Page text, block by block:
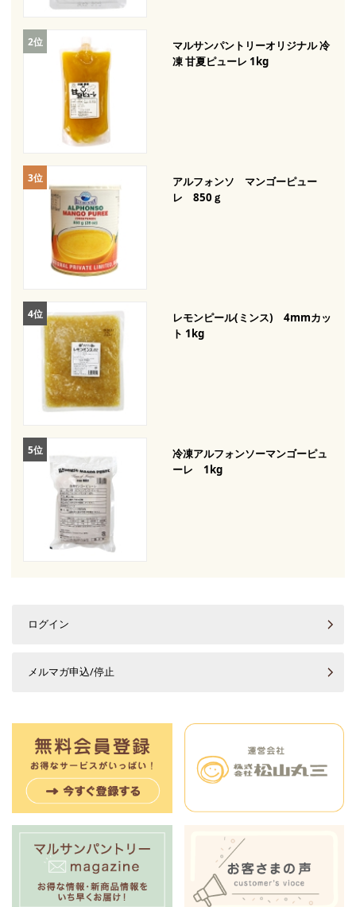
マルサンパントリーオリジナル 冷
凍 甘夏ピューレ 1kg
アルフォンソ マンゴーピュー
レ 850ｇ
レモンピール(ミンス) 4mmカッ
ト 1kg
冷凍アルフォンソーマンゴーピュ
ーレ 1kg
ログイン
メルマガ申込/停止